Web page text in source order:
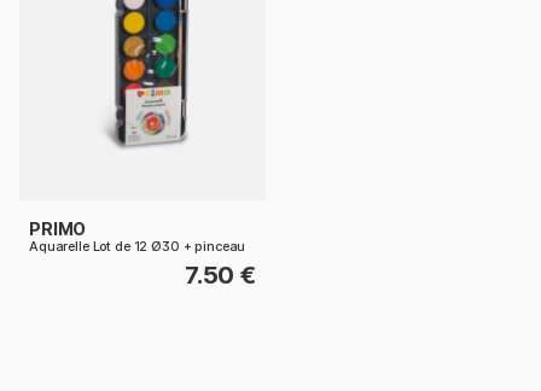
PRIMO
Aquarelle Lot de 12 Ø30 + pinceau
7.50 €